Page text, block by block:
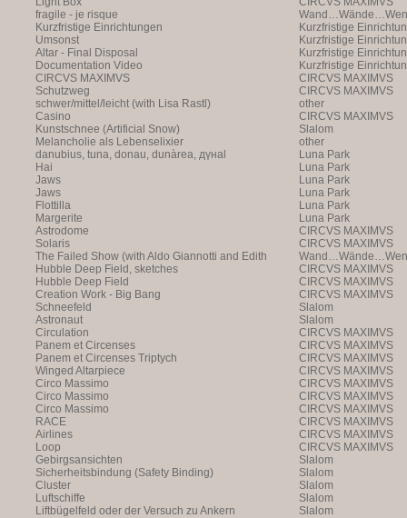
fragile - je risque
Kurzfristige Einrichtungen
Kurzfristige
Umsonst
Kurzfristige
Altar - Final Disposal
Kurzfristige
Documentation Video
Kurzfristige
CIRCVS MAXIMVS
CIRCVS MAXIMVS
Schutzweg
CIRCVS MAXIMVS
schwer/mittel/leicht (with Lisa Rastl)
other
Casino
CIRCVS MAXIMVS
Kunstschnee (Artificial Snow)
Slalom
Melancholie als Lebenselixier
other
danubius, tuna, donau, dunàrea, дүнаl
Luna Park
Hai
Luna Park
Jaws
Luna Park
Jaws
Luna Park
Flottilla
Luna Park
Margerite
Luna Park
Astrodome
CIRCVS MAXIMVS
Solaris
CIRCVS MAXIMVS
The Failed Show (with Aldo Giannotti and Edith
Payer)
Hubble Deep Field, sketches
CIRCVS MAXIMVS
Hubble Deep Field
CIRCVS MAXIMVS
Creation Work - Big Bang
CIRCVS MAXIMVS
Schneefeld
Slalom
Astronaut
Slalom
Circulation
CIRCVS MAXIMVS
Panem et Circenses
CIRCVS MAXIMVS
Panem et Circenses Triptych
CIRCVS MAXIMVS
Winged Altarpiece
CIRCVS MAXIMVS
Circo Massimo
CIRCVS MAXIMVS
Circo Massimo
CIRCVS MAXIMVS
Circo Massimo
CIRCVS MAXIMVS
RACE
CIRCVS MAXIMVS
Airlines
CIRCVS MAXIMVS
Loop
CIRCVS MAXIMVS
Gebirgsansichten
Slalom
Sicherheitsbindung (Safety Binding)
Slalom
Cluster
Slalom
Luftschiffe
Slalom
Liftbügelfeld oder der Versuch zu Ankern
Slalom